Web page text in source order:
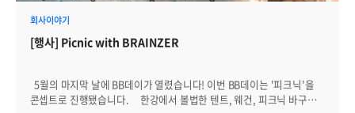
회사이야기
[행사] Picnic with BRAINZER
5월의 마지막 날에 BB데이가 열렸습니다! 이번 BB데이는 '피크닉'을
콘셉트로 진행됐습니다. 한강에서 볼법한 텐트, 웨건, 피크닉 바구니,